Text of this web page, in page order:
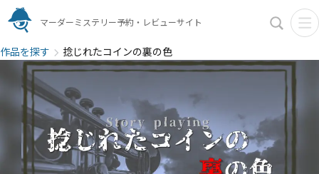
マーダーミステリー予約・レビューサイト
作品を探す 捻じれたコインの裏の色